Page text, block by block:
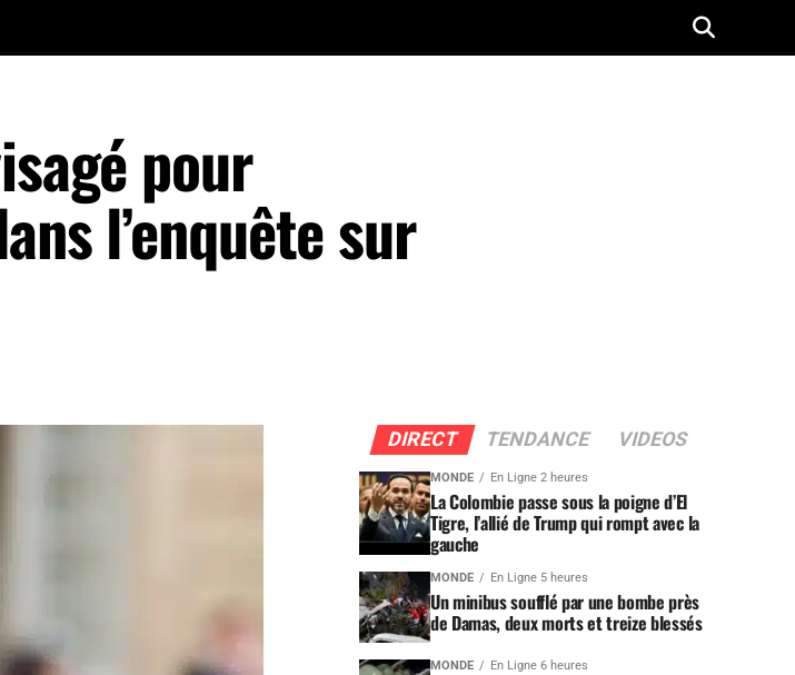
pour
l’enquête sur
DIRECT TENDANCE VIDEOS
MONDE En Ligne 2 heures
La Colombie passe sous la poigne d’El
Tigre, l’allié de Trump qui rompt avec la
gauche
MONDE En Ligne 5 heures
Un minibus soufflé par une bombe près
de Damas, deux morts et treize blessés
MONDE En Ligne 6 heures